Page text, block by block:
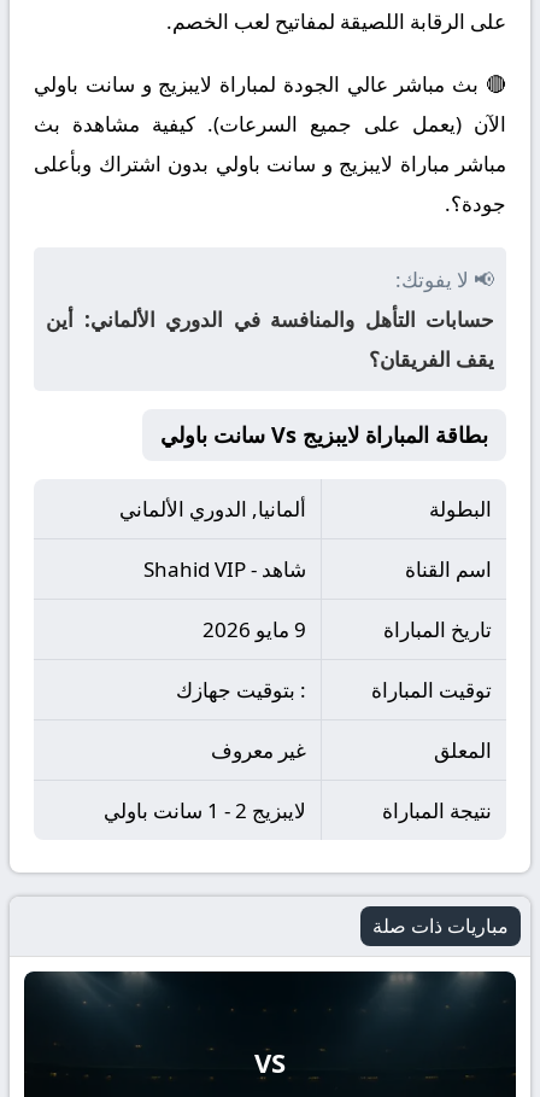
على الرقابة اللصيقة لمفاتيح لعب الخصم.
🔴 بث مباشر عالي الجودة لمباراة لايبزيج و سانت باولي
الآن (يعمل على جميع السرعات). كيفية مشاهدة بث
مباشر مباراة لايبزيج و سانت باولي بدون اشتراك وبأعلى
جودة؟.
📢 لا يفوتك:
حسابات التأهل والمنافسة في الدوري الألماني: أين
يقف الفريقان؟
بطاقة المباراة لايبزيج Vs سانت باولي
البطولة ألمانيا, الدوري الألماني
اسم القناة شاهد - Shahid VIP
تاريخ المباراة 9 مايو 2026
توقيت المباراة : بتوقيت جهازك
المعلق غير معروف
نتيجة المباراة لايبزيج 2 - 1 سانت باولي
مباريات ذات صلة
VS